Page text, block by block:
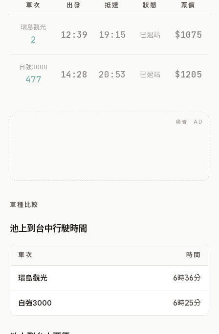
車次 出發 抵達 狀態 票價
環島觀光
2 12:39 19:15 已過站 $1075
自強3000
477 14:28 20:53 已過站 $1205
廣告 · AD
車種比較
池上到台中行駛時間
車次 時間
環島觀光 6時36分
自強3000 6時25分